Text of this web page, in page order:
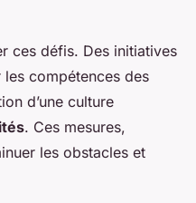
ces défis. Des initiatives
compétences des
d’une culture
. Ces mesures,
les obstacles et